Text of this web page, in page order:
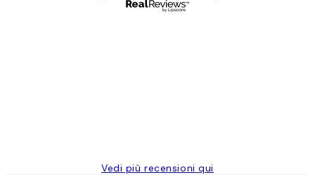
Vedi più recensioni qui